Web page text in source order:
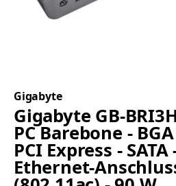
Gigabyte
Gigabyte GB-
PC Barebone -
PCI Express -
Ethernet-